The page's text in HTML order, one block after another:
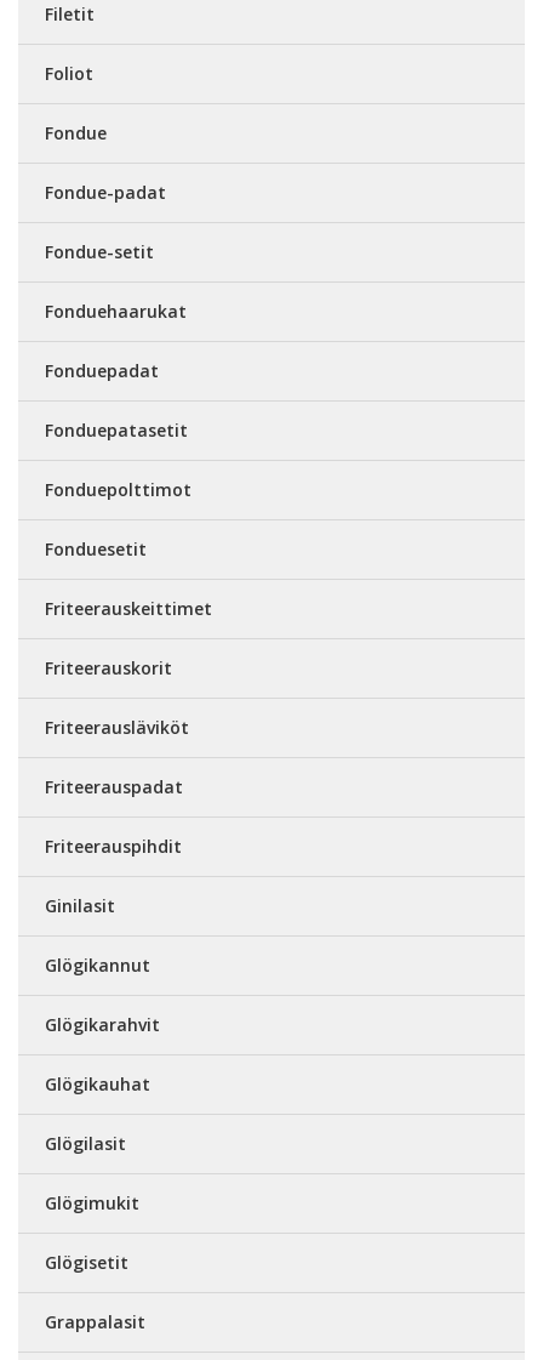
Filetit
Foliot
Fondue
Fondue-padat
Fondue-setit
Fonduehaarukat
Fonduepadat
Fonduepatasetit
Fonduepolttimot
Fonduesetit
Friteerauskeittimet
Friteerauskorit
Friteerausläviköt
Friteerauspadat
Friteerauspihdit
Ginilasit
Glögikannut
Glögikarahvit
Glögikauhat
Glögilasit
Glögimukit
Glögisetit
Grappalasit